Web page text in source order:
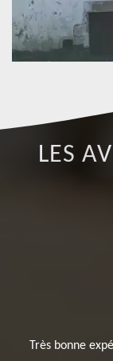
LES
Très bonne